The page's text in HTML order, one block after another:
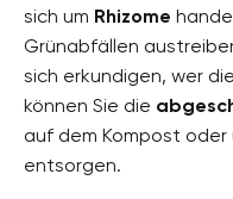
sich um Rhizome
Grünabfällen
sich erkundigen, wer
können Sie die
auf dem Kompost
entsorgen.